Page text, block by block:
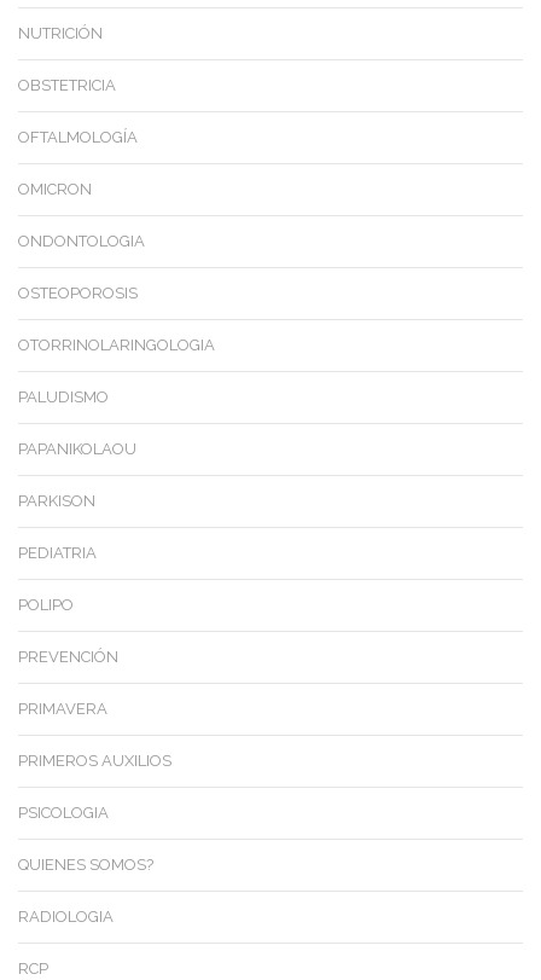
NUTRICIÓN
OBSTETRICIA
OFTALMOLOGÍA
OMICRON
ONDONTOLOGIA
OSTEOPOROSIS
OTORRINOLARINGOLOGIA
PALUDISMO
PAPANIKOLAOU
PARKISON
PEDIATRIA
POLIPO
PREVENCIÓN
PRIMAVERA
PRIMEROS AUXILIOS
PSICOLOGIA
QUIENES SOMOS?
RADIOLOGIA
RCP